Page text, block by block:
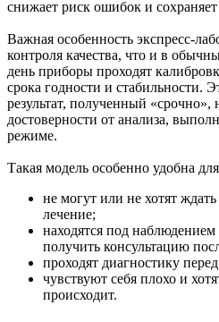
снижает риск ошибок и сохраняет
Важная особенность экспресс-
контроля качества, что и в
день приборы проходят
срока годности и стабильности.
результат, полученный «срочно»,
достоверности от анализа,
режиме.
Такая модель особенно удобна
не могут или не хотят
лечение;
находятся под наблюдением
получить консультацию
проходят диагностику
чувствуют себя плохо и
происходит.